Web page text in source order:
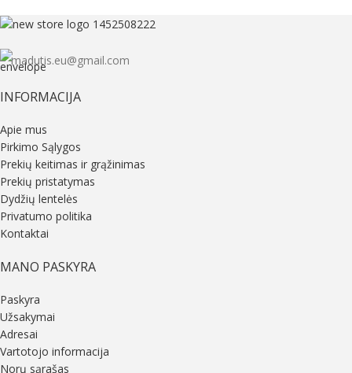
madutis.eu@gmail.com
INFORMACIJA
Apie mus
Pirkimo Sąlygos
Prekių keitimas ir grąžinimas
Prekių pristatymas
Dydžių lentelės
Privatumo politika
Kontaktai
MANO PASKYRA
Paskyra
Užsakymai
Adresai
Vartotojo informacija
Norų sąrašas